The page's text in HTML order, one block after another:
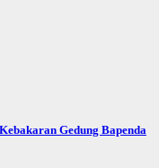
Gedung Bapenda